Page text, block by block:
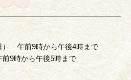
） 午前9時から午後4時まで
9時から午後5時まで